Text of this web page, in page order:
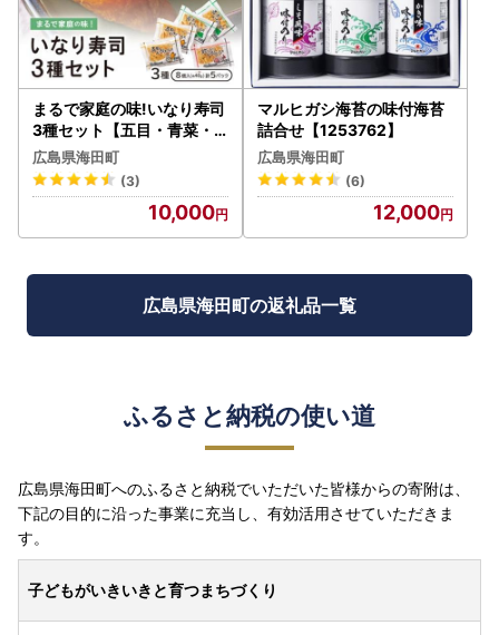
まるで家庭の味!いなり寿司
3種セット【五目・青菜・
炊き込み】×5P【配送不可
地域：離島】【1249007】
広島県海田町
(3)
10,000
マルヒガシ海苔の味付海苔
詰合せ【1253762】
広島県海田町
(6)
12,000
広島県海田町の返礼品一覧
ふるさと納税の使い道
広島県海田町へのふるさと納税でいただいた皆様からの寄附は、
下記の目的に沿った事業に充当し、有効活用させていただきま
す。
子どもがいきいきと育つまちづくり